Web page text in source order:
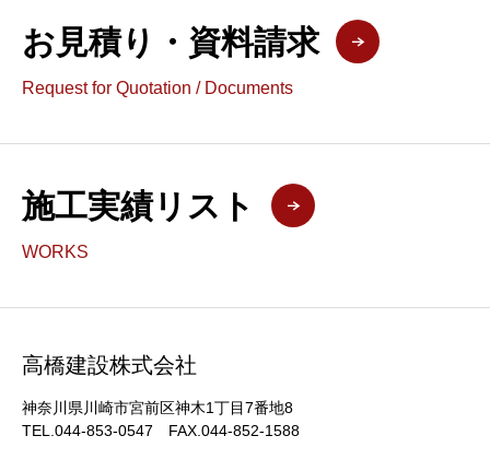
お見積り・資料請求
Request for Quotation / Documents
施工実績リスト
WORKS
高橋建設株式会社
神奈川県川崎市宮前区神木1丁目7番地8
TEL.044-853-0547 FAX.044-852-1588